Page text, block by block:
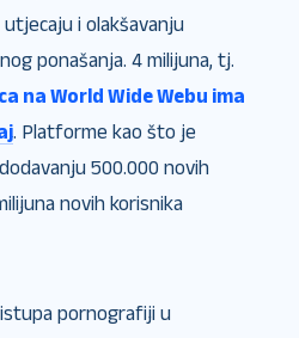
i olakšavanju
ponašanja. 4 milijuna, tj.
na World Wide Webu ima
. Platforme kao što je
500.000 novih
novih korisnika
pornografiji u